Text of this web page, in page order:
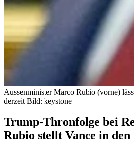
Aussenminister Marco Rubio (vorne)
derzeit Bild: keystone
Trump-Thronfolge bei
Rubio stellt Vance in den